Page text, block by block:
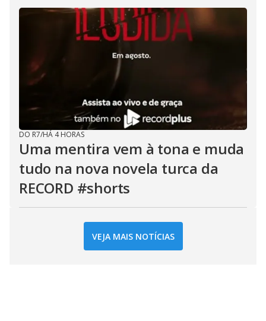
DO R7/HÁ 4 HORAS
Uma mentira vem à tona e muda
tudo na nova novela turca da
RECORD #shorts
VEJA MAIS NOTÍCIAS